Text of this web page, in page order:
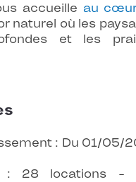
accueille au
naturel où les
et les
: Du 01/05/
: 28 locations -